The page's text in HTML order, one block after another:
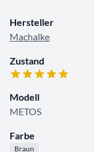
Hersteller
Machalke
Zustand
Modell
METOS
Farbe
Braun